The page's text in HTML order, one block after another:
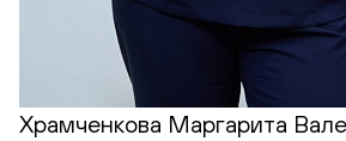
Храмченкова Маргарита